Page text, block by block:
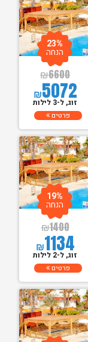
₪6600
₪5072
23%
הנחה
זוג, ל-3 לילות
פרטים
₪1400
₪1134
19%
הנחה
זוג, ל-2 לילות
פרטים